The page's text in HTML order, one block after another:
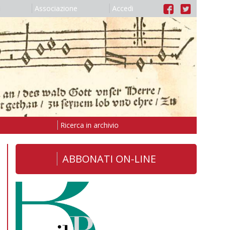
Associazione Accedi
Ricerca in archivio
ABBONATI ON-LINE